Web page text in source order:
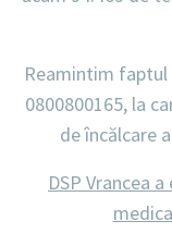
Reamintim
0800800165, la
de încălcare
DSP Vrancea